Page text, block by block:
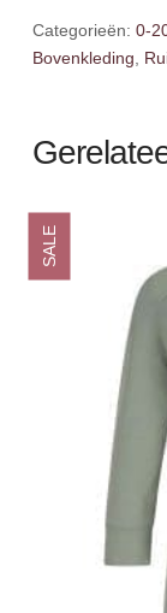
Categorieën: 0-
Bovenkleding
SALE